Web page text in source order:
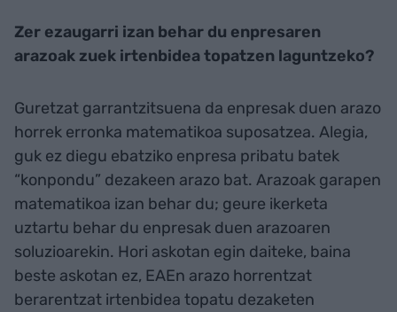
Zer ezaugarri izan behar du enpresaren
arazoak zuek irtenbidea topatzen laguntzeko?
Guretzat garrantzitsuena da enpresak duen arazo
horrek erronka matematikoa suposatzea. Alegia,
guk ez diegu ebatziko enpresa pribatu batek
“konpondu” dezakeen arazo bat. Arazoak garapen
matematikoa izan behar du; geure ikerketa
uztartu behar du enpresak duen arazoaren
soluzioarekin. Hori askotan egin daiteke, baina
beste askotan ez, EAEn arazo horrentzat
berarentzat irtenbidea topatu dezaketen